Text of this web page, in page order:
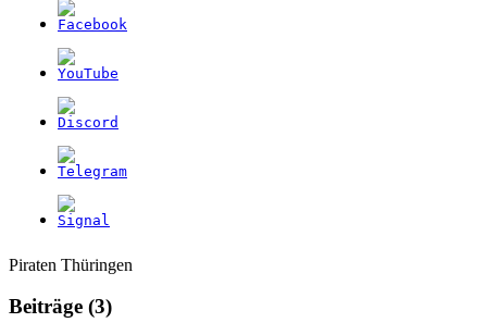
Weitere
Informationen
Navigation
Piraten Thüringen
Beiträge (3)